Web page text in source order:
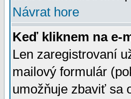
Návrat hore
Keď kliknem na e-
Len zaregistrovaní
mailový formulár
umožňuje zbaviť sa